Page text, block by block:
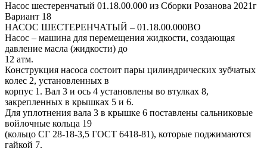
Насос шестеренчатый 01.18.00.000 из Сборки Розанова 2021г
Вариант 18
НАСОС ШЕСТЕРЕНЧАТЫЙ – 01.18.00.000ВО
Насос – машина для перемещения жидкости, создающая
давление масла (жидкости) до
12 атм.
Конструкция насоса состоит пары цилиндрических зубчатых
колес 2, установленных в
корпус 1. Вал 3 и ось 4 установлены во втулках 8,
закрепленных в крышках 5 и 6.
Для уплотнения вала 3 в крышке 6 поставлены сальниковые
войлочные кольца 19
(кольцо СГ 28-18-3,5 ГОСТ 6418-81), которые поджимаются
гайкой 7.